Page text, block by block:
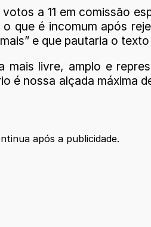
a 11 em comissão
que é incomum após
e que pautaria o
livre, amplo e
é nossa alçada máxima
após a publicidade.